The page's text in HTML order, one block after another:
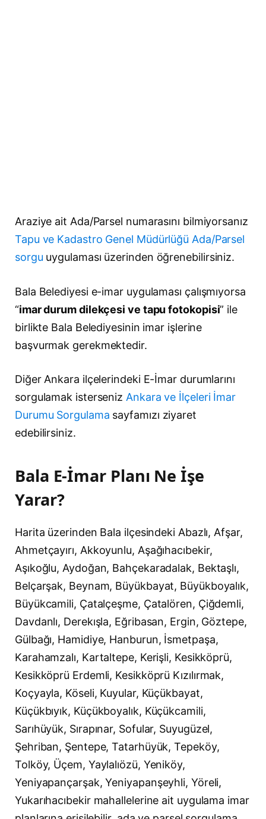
Araziye ait Ada/Parsel numarasını bilmiyorsanız
Tapu ve Kadastro Genel Müdürlüğü Ada/Parsel
sorgu uygulaması üzerinden öğrenebilirsiniz.
Bala Belediyesi e-imar uygulaması çalışmıyorsa
“imar durum dilekçesi ve tapu fotokopisi” ile
birlikte Bala Belediyesinin imar işlerine
başvurmak gerekmektedir.
Diğer Ankara ilçelerindeki E-İmar durumlarını
sorgulamak istersenizAnkara ve İlçeleri İmar
Durumu Sorgulama sayfamızı ziyaret
edebilirsiniz.
Bala E-İmar Planı Ne İşe
Yarar?
Harita üzerinden Bala ilçesindeki Abazlı, Afşar,
Ahmetçayırı, Akkoyunlu, Aşağıhacıbekir,
Aşıkoğlu, Aydoğan, Bahçekaradalak, Bektaşlı,
Belçarşak, Beynam, Büyükbayat, Büyükboyalık,
Büyükcamili, Çatalçeşme, Çatalören, Çiğdemli,
Davdanlı, Derekışla, Eğribasan, Ergin, Göztepe,
Gülbağı, Hamidiye, Hanburun, İsmetpaşa,
Karahamzalı, Kartaltepe, Kerişli, Kesikköprü,
Kesikköprü Erdemli, Kesikköprü Kızılırmak,
Koçyayla, Köseli, Kuyular, Küçükbayat,
Küçükbıyık, Küçükboyalık, Küçükcamili,
Sarıhüyük, Sırapınar, Sofular, Suyugüzel,
Şehriban, Şentepe, Tatarhüyük, Tepeköy,
Tolköy, Üçem, Yaylalıözü, Yeniköy,
Yeniyapançarşak, Yeniyapanşeyhli, Yöreli,
Yukarıhacıbekir mahallelerine ait uygulama imar